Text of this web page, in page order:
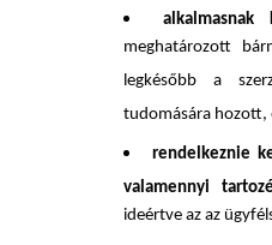
meghatározott
legkésőbb a
tudomására hozott,
rendelkeznie
valamennyi
ideértve az az